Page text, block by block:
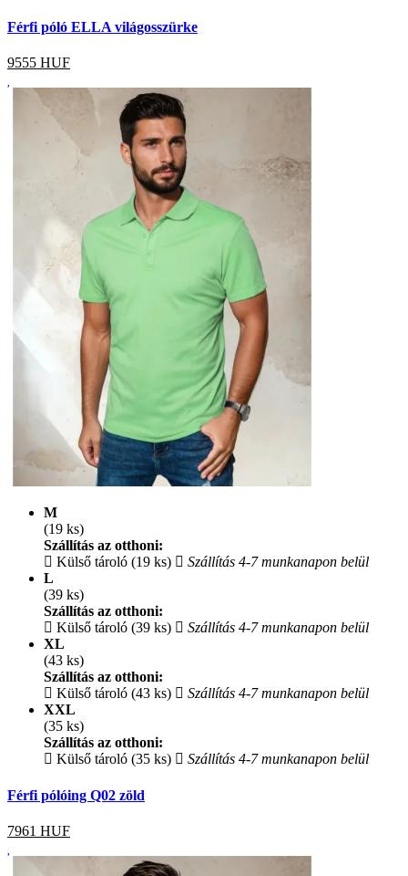
Férfi póló ELLA világosszürke
9555 HUF
M
(19 ks)
Szállítás az otthoni:
Külső tároló (19 ks)
Szállítás 4-7 munkanapon belül
L
(39 ks)
Szállítás az otthoni:
Külső tároló (39 ks)
Szállítás 4-7 munkanapon belül
XL
(43 ks)
Szállítás az otthoni:
Külső tároló (43 ks)
Szállítás 4-7 munkanapon belül
XXL
(35 ks)
Szállítás az otthoni:
Külső tároló (35 ks)
Szállítás 4-7 munkanapon belül
Férfi pólóing Q02 zöld
7961 HUF